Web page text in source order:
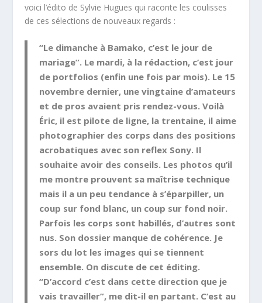
voici l’édito de Sylvie Hugues qui raconte les coulisses
de ces sélections de nouveaux regards :
“Le dimanche à Bamako, c’est le jour de
mariage”. Le mardi, à la rédaction, c’est jour
de portfolios (enfin une fois par mois). Le 15
novembre dernier, une vingtaine d’amateurs
et de pros avaient pris rendez-vous. Voilà
Éric, il est pilote de ligne, la trentaine, il aime
photographier des corps dans des positions
acrobatiques avec son reflex Sony. Il
souhaite avoir des conseils. Les photos qu’il
me montre prouvent sa maîtrise technique
mais il a un peu tendance à s’éparpiller, un
coup sur fond blanc, un coup sur fond noir.
Parfois les corps sont habillés, d’autres sont
nus. Son dossier manque de cohérence. Je
sors du lot les images qui se tiennent
ensemble. On discute de cet éditing.
“D’accord c’est dans cette direction que je
vais travailler”, me dit-il en partant. C’est au